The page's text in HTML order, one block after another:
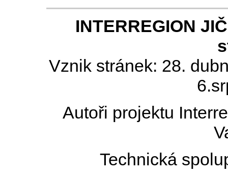
INTERREGION
Vznik stránek: 28.
Autoři projektu
Technická